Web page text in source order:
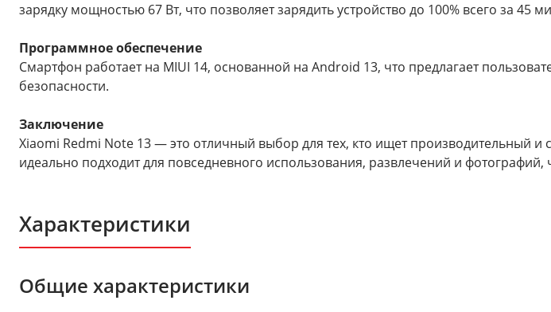
зарядку мощностью 67 Вт, что позволяет зарядить устройство до 100% всего за 45
Программное обеспечение
Смартфон работает на MIUI 14, основанной на Android 13, что предлагает
безопасности.
Заключение
Xiaomi Redmi Note 13 — это отличный выбор для тех, кто ищет
идеально подходит для повседневного использования, развлечений и
Характеристики
Общие характеристики